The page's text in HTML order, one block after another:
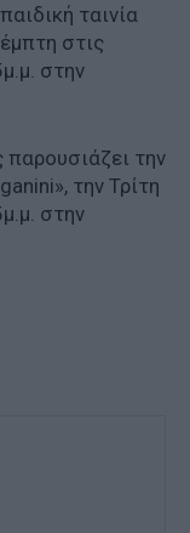
ταινία
στις
στην
την
την Τρίτη
στην